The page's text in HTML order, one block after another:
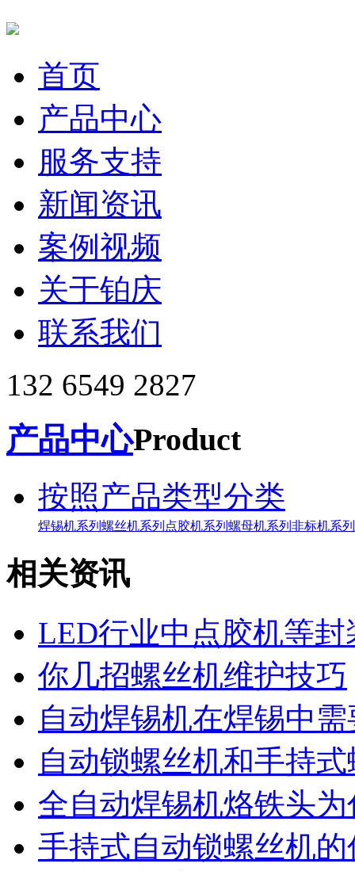
首页
产品中心
服务支持
新闻资讯
案例视频
关于铂庆
联系我们
132 6549 2827
产品中心Product
按照产品类型分类
焊锡机系列 螺丝机系列 点胶机系列 螺母机系列 非标机系列
相关资讯
LED行业中点胶机等
你几招螺丝机维护技巧
自动焊锡机在焊锡中
自动锁螺丝机和手持
全自动焊锡机烙铁头
手持式自动锁螺丝机